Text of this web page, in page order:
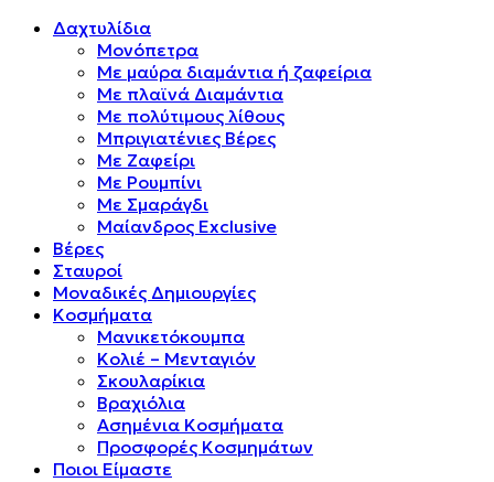
Δαχτυλίδια
Μονόπετρα
Mε μαύρα διαμάντια ή ζαφείρια
Mε πλαϊνά Διαμάντια
Mε πολύτιμους λίθους
Μπριγιατένιες Βέρες
Με Ζαφείρι
Με Ρουμπίνι
Με Σμαράγδι
Μαίανδρος Exclusive
Βέρες
Σταυροί
Μοναδικές Δημιουργίες
Κοσμήματα
Μανικετόκουμπα
Κολιέ – Μενταγιόν
Σκουλαρίκια
Βραχιόλια
Ασημένια Κοσμήματα
Προσφορές Κοσμημάτων
Ποιοι Είμαστε